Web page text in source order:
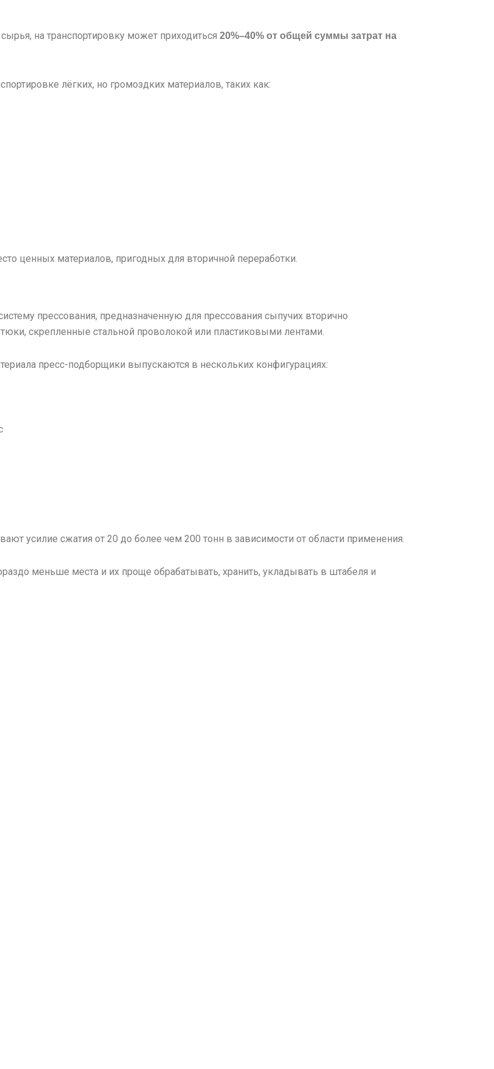
на транспортировку может приходиться 20%–40% от общей суммы затрат на
лёгких, но громоздких материалов, таких как:
ценных материалов, пригодных для вторичной переработки.
прессования, предназначенную для прессования сыпучих вторично
скрепленные стальной проволокой или пластиковыми лентами.
пресс-подборщики выпускаются в нескольких конфигурациях:
усилие сжатия от 20 до более чем 200 тонн в зависимости от области применения.
меньше места и их проще обрабатывать, хранить, укладывать в штабеля и